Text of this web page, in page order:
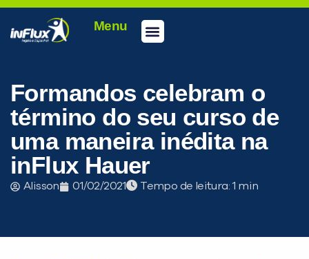
Menu
Formandos celebram o
término do seu curso de
uma maneira inédita na
inFlux Hauer
Alisson 01/02/2021 Tempo de leitura: